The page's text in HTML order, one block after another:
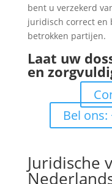
bent u verzekerd
juridisch correct en
betrokken partijen.
Laat uw
en
Bel ons:
Juridische